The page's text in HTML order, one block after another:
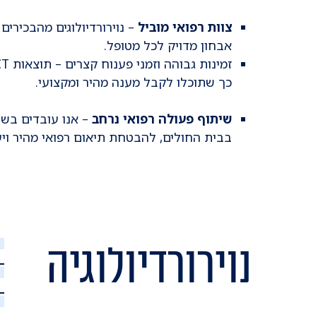
צוות רפואי מוביל – נוירורדיולוגים
אבחון מדויק לכל מטופל.
כך שתוכלו לקבל מענה מהיר ומקצועי.
שיתוף פעולה רפואי נרחב – אנו עובדים
בבית החולים, להבטחת תיאום רפואי מהיר
נוירורדיולוגיה